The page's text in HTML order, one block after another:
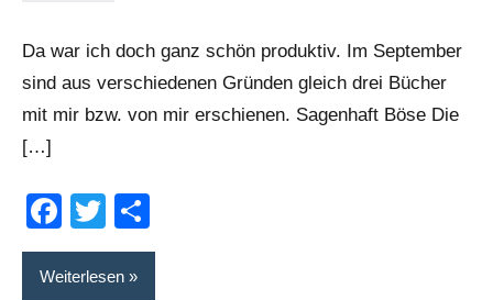
Da war ich doch ganz schön produktiv. Im September
sind aus verschiedenen Gründen gleich drei Bücher
mit mir bzw. von mir erschienen. Sagenhaft Böse Die
[…]
Facebook
Twitter
Weiterlesen